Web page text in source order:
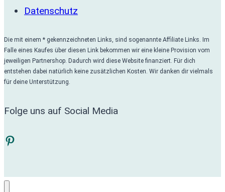
Datenschutz
Die mit einem * gekennzeichneten Links, sind sogenannte Affiliate Links. Im
Falle eines Kaufes über diesen Link bekommen wir eine kleine Provision vom
jeweiligen Partnershop. Dadurch wird diese Website finanziert. Für dich
entstehen dabei natürlich keine zusätzlichen Kosten. Wir danken dir vielmals
für deine Unterstützung.
Folge uns auf Social Media
Pinterest